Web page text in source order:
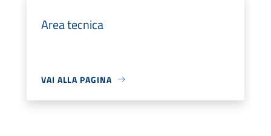
Area tecnica
VAI ALLA PAGINA